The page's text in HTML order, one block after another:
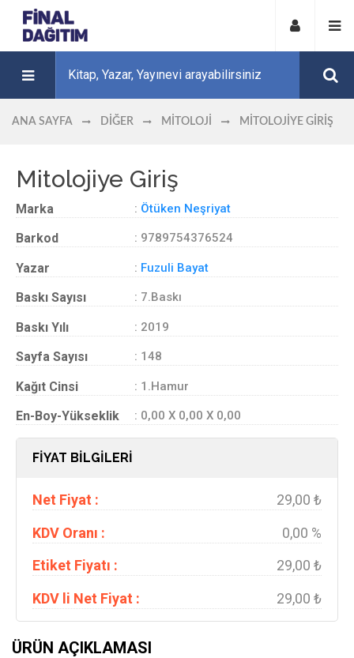
ANA SAYFA DIĞER MITOLOJI MITOLOJIYE GIRIŞ
Mitolojiye Giriş
Marka : Ötüken Neşriyat
Barkod : 9789754376524
Yazar : Fuzuli Bayat
Baskı Sayısı : 7.Baskı
Baskı Yılı : 2019
Sayfa Sayısı : 148
Kağıt Cinsi : 1.Hamur
En-Boy-Yükseklik : 0,00 X 0,00 X 0,00
FİYAT BİLGİLERİ
Net Fiyat :
29,00 ₺
KDV Oranı :
0,00 %
Etiket Fiyatı :
29,00 ₺
KDV li Net Fiyat :
29,00 ₺
ÜRÜN AÇIKLAMASI